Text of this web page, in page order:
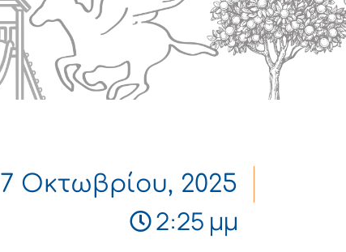
7 Οκτωβρίου, 2025
2:25 μμ